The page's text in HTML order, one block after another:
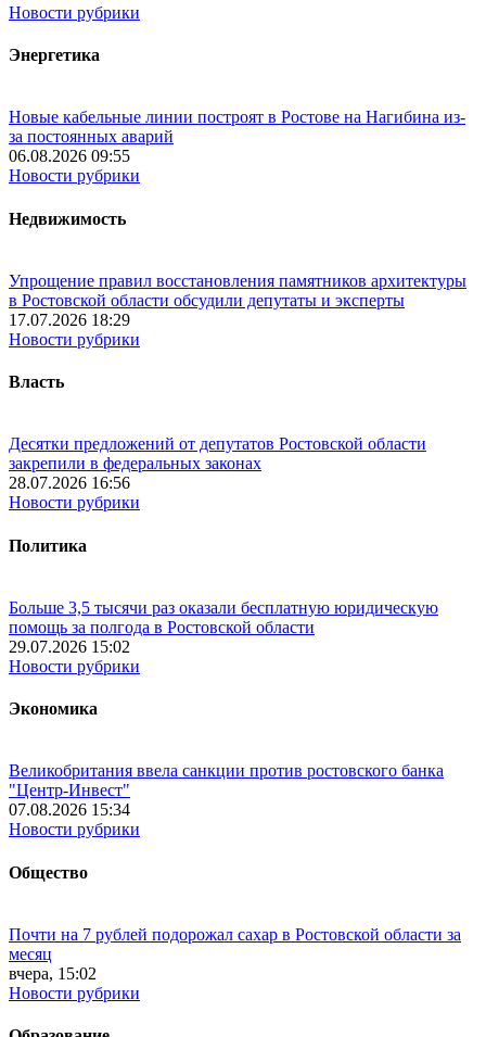
Новости рубрики
Энергетика
Новые кабельные линии построят в Ростове на Нагибина из-
за постоянных аварий
06.08.2026 09:55
Новости рубрики
Недвижимость
Упрощение правил восстановления памятников архитектуры
в Ростовской области обсудили депутаты и эксперты
17.07.2026 18:29
Новости рубрики
Власть
Десятки предложений от депутатов Ростовской области
закрепили в федеральных законах
28.07.2026 16:56
Новости рубрики
Политика
Больше 3,5 тысячи раз оказали бесплатную юридическую
помощь за полгода в Ростовской области
29.07.2026 15:02
Новости рубрики
Экономика
Великобритания ввела санкции против ростовского банка
"Центр-Инвест"
07.08.2026 15:34
Новости рубрики
Общество
Почти на 7 рублей подорожал сахар в Ростовской области за
месяц
вчера, 15:02
Новости рубрики